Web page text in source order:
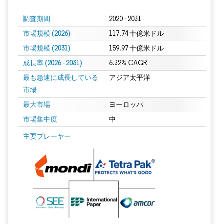
調査期間 2020 - 2031
市場規模 (2026) 117.74 十億米ドル
市場規模 (2031) 159.97 十億米ドル
成長率 (2026 - 2031) 6.32% CAGR
最も急速に成長している
市場
アジア太平洋
最大市場 ヨーロッパ
市場集中度 中
主要プレーヤー
画像 © Mordor Intelligence。再利用にはCC BY 4.0の表示が必要です。